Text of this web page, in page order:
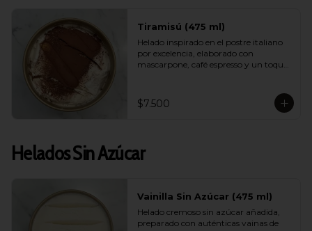
Tiramisú (475 ml)
Helado inspirado en el postre italiano
por excelencia, elaborado con
mascarpone, café espresso y un toque
esencia del tiramisú tradicional en
versión helada.
$7.500
Helados Sin Azúcar
Vainilla Sin Azúcar (475 ml)
Helado cremoso sin azúcar añadida,
preparado con auténticas vainas de